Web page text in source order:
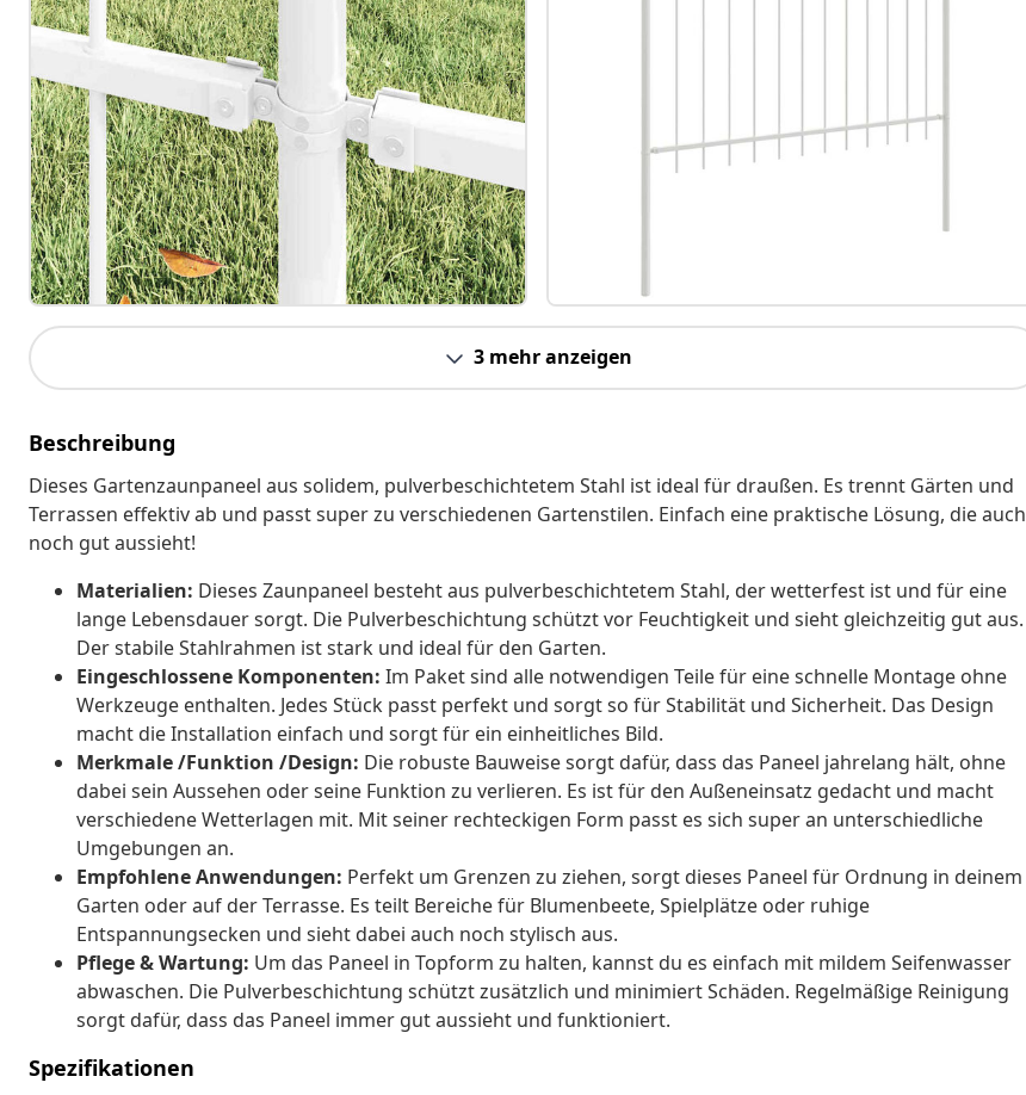
3 mehr anzeigen
Beschreibung
Dieses Gartenzaunpaneel aus solidem, pulverbeschichtetem Stahl ist ideal für draußen. Es trennt Gärten und
Terrassen effektiv ab und passt super zu verschiedenen Gartenstilen. Einfach eine praktische Lösung, die auch
noch gut aussieht!
Materialien: Dieses Zaunpaneel besteht aus pulverbeschichtetem Stahl, der wetterfest ist und für eine
lange Lebensdauer sorgt. Die Pulverbeschichtung schützt vor Feuchtigkeit und sieht gleichzeitig gut aus.
Der stabile Stahlrahmen ist stark und ideal für den Garten.
Eingeschlossene Komponenten: Im Paket sind alle notwendigen Teile für eine schnelle Montage ohne
Werkzeuge enthalten. Jedes Stück passt perfekt und sorgt so für Stabilität und Sicherheit. Das Design
macht die Installation einfach und sorgt für ein einheitliches Bild.
Merkmale /Funktion /Design: Die robuste Bauweise sorgt dafür, dass das Paneel jahrelang hält, ohne
dabei sein Aussehen oder seine Funktion zu verlieren. Es ist für den Außeneinsatz gedacht und macht
verschiedene Wetterlagen mit. Mit seiner rechteckigen Form passt es sich super an unterschiedliche
Umgebungen an.
Empfohlene Anwendungen: Perfekt um Grenzen zu ziehen, sorgt dieses Paneel für Ordnung in deinem
Garten oder auf der Terrasse. Es teilt Bereiche für Blumenbeete, Spielplätze oder ruhige
Entspannungsecken und sieht dabei auch noch stylisch aus.
Pflege & Wartung: Um das Paneel in Topform zu halten, kannst du es einfach mit mildem Seifenwasser
abwaschen. Die Pulverbeschichtung schützt zusätzlich und minimiert Schäden. Regelmäßige Reinigung
sorgt dafür, dass das Paneel immer gut aussieht und funktioniert.
Spezifikationen